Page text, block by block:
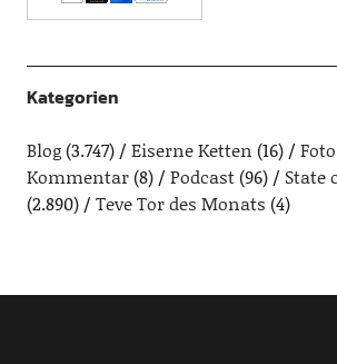
Kategorien
Blog(3.747) Eiserne Ketten (16) Foto
Kommentar(8) Podcast(96)
State
(2.890)
Teve Tor des Monats (4)